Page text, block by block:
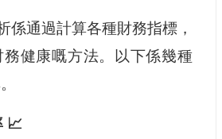
係通過計算各種財務指標，
健康嘅方法。以下係幾種
📈